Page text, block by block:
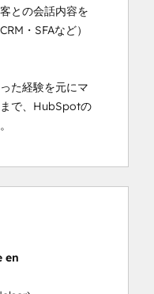
との会話内容を
・SFAなど）
た経験を元にマ
で、HubSpotの
en